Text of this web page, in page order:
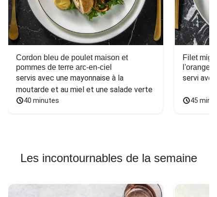
Cordon bleu de poulet maison et
pommes de terre arc-en-ciel
servis avec une mayonnaise à la
moutarde et au miel et une salade verte
40 minutes
Filet
l'orange
servi
45
Les incontournables de la semaine